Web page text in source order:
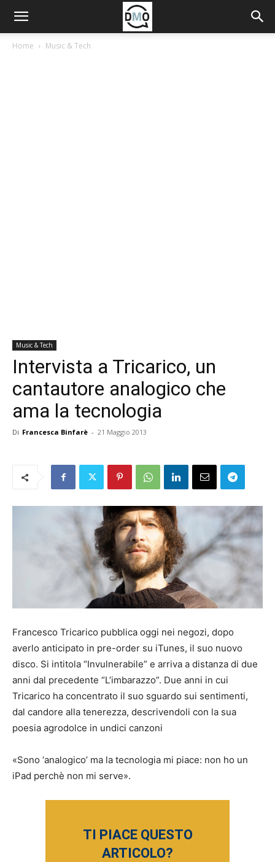
Home Music & Tech
Music & Tech
Intervista a Tricarico, un
cantautore analogico che
ama la tecnologia
Di Francesca Binfarè - 21 Maggio 2013
Francesco Tricarico pubblica oggi nei negozi, dopo
averlo anticipato in pre-order su iTunes, il suo nuovo
disco. Si intitola “Invulnerabile” e arriva a distanza di due
anni dal precedente “L’imbarazzo”. Due anni in cui
Tricarico ha concentrato il suo sguardo sui sentimenti,
dal candore alla tenerezza, descrivendoli con la sua
poesia agrodolce in undici canzoni
«Sono ‘analogico’ ma la tecnologia mi piace: non ho un
iPad perchè non mi serve».
TI PIACE QUESTO
ARTICOLO?